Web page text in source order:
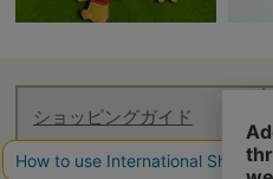
ショッピングガイド